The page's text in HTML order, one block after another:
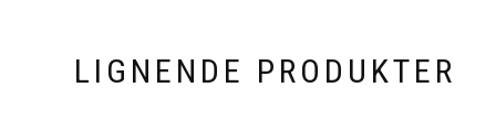
LIGNENDE PRODUKTER